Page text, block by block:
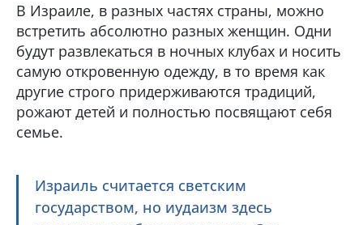
В Израиле, в разных частях страны, можно
встретить абсолютно разных женщин. Одни
будут развлекаться в ночных клубах и носить
самую откровенную одежду, в то время как
другие строго придерживаются традиций,
рожают детей и полностью посвящают себя
семье.
Израиль считается светским
государством, но иудаизм здесь